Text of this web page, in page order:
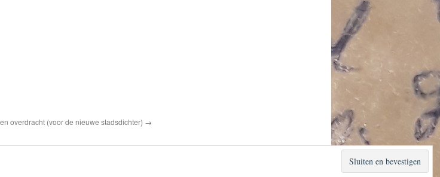
overdracht (voor de nieuwe stadsdichter) →